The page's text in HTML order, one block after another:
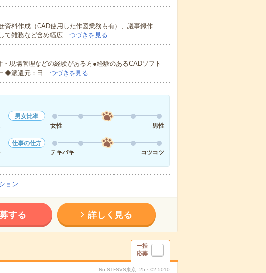
料作成（CAD使用した作図業務も有）、議事録作
て雑務など含め幅広…つづきを見る
現場管理などの経験がある方●経験のあるCADソフト
＝◆派遣元：日…つづきを見る
男女比率
女性
男性
仕事の仕方
テキパキ
コツコツ
ョン
する 詳しく見る
一括
応募
No.STFSVS東京_25・C2-5010